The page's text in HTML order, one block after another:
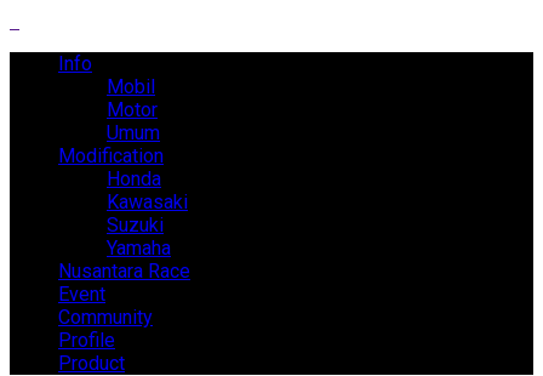
Info
Mobil
Motor
Umum
Modification
Honda
Kawasaki
Suzuki
Yamaha
Nusantara Race
Event
Community
Profile
Product